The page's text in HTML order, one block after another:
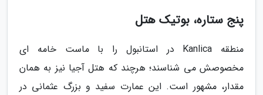
پنج ستاره، بوتیک هتل
منطقه Kanlica در استانبول را با ماست خامه ای
مخصوصش می شناسند؛ هرچند که هتل آجیا نیز به همان
مقدار، مشهور است. این عمارت سفید و بزرگ عثمانی در